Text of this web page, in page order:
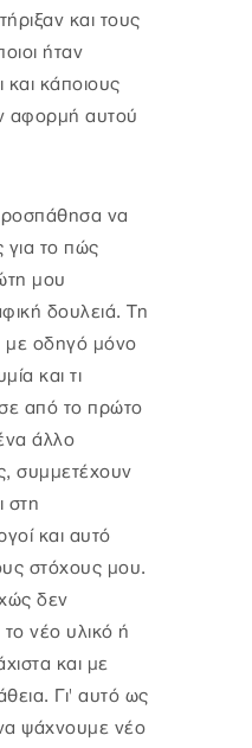
και τους
ήταν
και κάποιους
αφορμή αυτού
να
το πώς
μου
δουλειά. Τη
με οδηγό μόνο
και τι
από το πρώτο
άλλο
συμμετέχουν
στη
και αυτό
στόχους μου.
δεν
νέο υλικό ή
και με
Γι' αυτό ως
ψάχνουμε νέο